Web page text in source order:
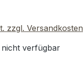
zzgl. Versandkosten
nicht verfügbar